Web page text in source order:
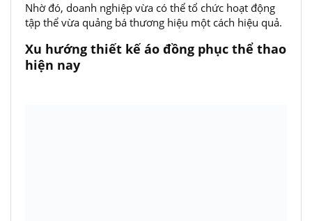
Nhờ đó, doanh nghiệp vừa có thể tổ chức hoạt động
tập thể vừa quảng bá thương hiệu một cách hiệu quả.
Xu hướng thiết kế áo đồng phục thể thao
hiện nay